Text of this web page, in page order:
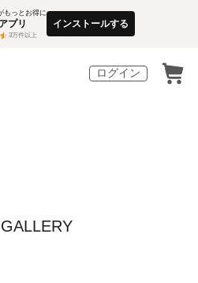
もっとお得に
プリ
3万件以上
インストールする
ログイン